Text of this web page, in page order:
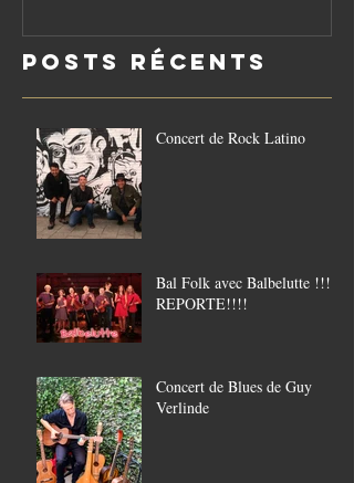
le vendredi
21/8
Posts Récents
Concert de Rock Latino
Bal Folk avec Balbelutte !!!!
REPORTE!!!!
Concert de Blues de Guy
Verlinde